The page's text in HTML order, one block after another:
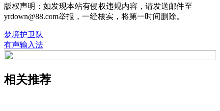
版权声明：如发现本站有侵权违规内容，请发送邮件至
yrdown@88.com举报，一经核实，将第一时间删除。
梦境护卫队
有声输入法
相关推荐